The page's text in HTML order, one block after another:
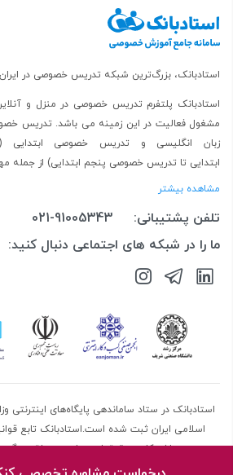
استادبانک، بزرگ‌ترین شبکه تدریس خصوصی در ایران
استادبانک پلتفرم تدریس خصوصی در منزل و
مشغول فعالیت در این زمینه می باشد.تدریس
زبان انگلیسی و تدریس خصوصی ابتدایی
ابتدایی تا تدریس خصوصی پنجم ابتدایی) از جمله
مشاهده بیشتر
تلفن پشتیبانی:
021-91005343
ما را در شبکه های اجتماعی دنبال کنید:
استادبانک در ستاد ساماندهی پایگاه‌های اینترنتی
اسلامی ایران ثبت شده است.استادبانک تابع
می‌باشد.کلیه حقوق این سایت متعلق به